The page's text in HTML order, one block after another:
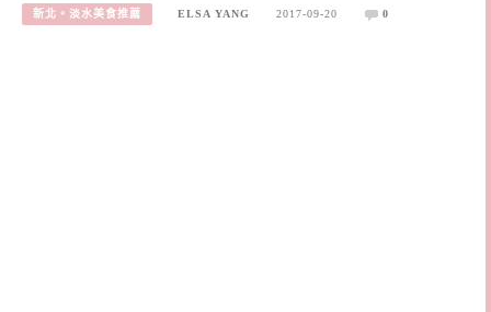
新北。淡水美食推薦 ELSA YANG 2017-09-20 0